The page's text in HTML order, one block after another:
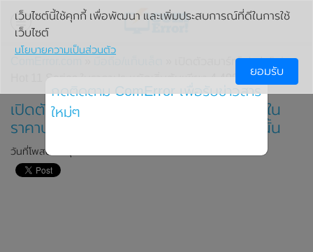
» เปิดตัวสมาร์ทโฟน Infinix
Hot 11 Series ในราคาประหยัดเริ่มต้นเพียง 4,499 บาทเท่านั้น
เปิดตัวสมาร์ทโฟน Infinix Hot 11 Series ใน
ราคาประหยัดเริ่มต้นเพียง 4,499 บาทเท่านั้น
วันที่โพสต์: 5 ตุลาคม 2021
เว็บไซต์นี้ใช้คุกกี้ เพื่อพัฒนา และเพิ่มประสบการณ์ที่ดีในการใช้
เว็บไซต์
นโยบายความเป็นส่วนตัว
ยอมรับ
กดติดตาม ComError เพื่อรับข่าวสาร
ใหม่ๆ